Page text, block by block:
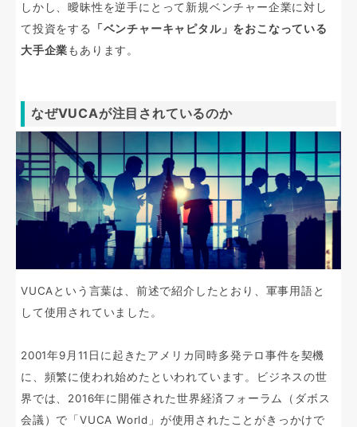
しかし、曖昧性を逆手にとって新規ベンチャー企業に対し
て投資をする
「ベンチャーキャピタル」をおこなっている
大手企業もあります。
なぜVUCAが注目されているのか
VUCAという言葉は、前述で紹介したとおり、軍事用語と
して使用されていました。
2001年9月11日に起きたアメリカ同時多発テロ事件を契機
に、頻繁に使われ始めたといわれています。ビジネスの世
界では、2016年に開催された世界経済フォーラム（ダボス
会議）で「VUCA World」が使用されたことがきっかけで